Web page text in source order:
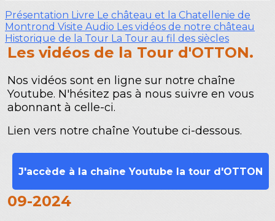
Présentation Livre Le château et la Chatellenie de
Montrond Visite Audio Les vidéos de notre château
Historique de la Tour La Tour au fil des siècles
Les vidéos de la Tour d'OTTON.
Nos vidéos sont en ligne sur notre chaîne
Youtube. N'hésitez pas à nous suivre en vous
abonnant à celle-ci.
Lien vers notre chaîne Youtube ci-dessous.
J'accède à la chaîne Youtube la tour d'OTTON
09-2024